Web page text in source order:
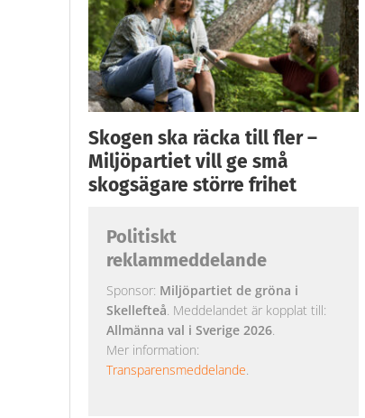
Skogen ska räcka till fler –
Miljöpartiet vill ge små
skogsägare större frihet
Politiskt
reklammeddelande
Sponsor: Miljöpartiet de gröna i
Skellefteå. Meddelandet är kopplat till:
Allmänna val i Sverige 2026.
Mer information:
Transparensmeddelande.